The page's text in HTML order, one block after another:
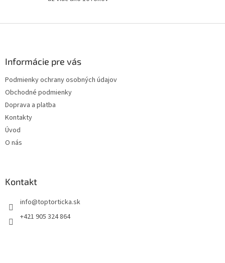
Informácie pre vás
Podmienky ochrany osobných údajov
Obchodné podmienky
Doprava a platba
Kontakty
Úvod
O nás
Kontakt
+421 905 324 864